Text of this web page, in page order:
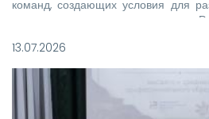
команд, создающих условия для
реализуется при поддержке
13.07.2026